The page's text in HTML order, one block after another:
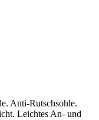
Anti-Rutschsohle.
Leichtes An- und